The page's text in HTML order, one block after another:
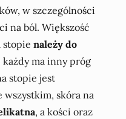
w szczególności
na ból. Większość
stopie należy do
ma inny próg
stopie jest
wszystkim, skóra na
, a kości oraz